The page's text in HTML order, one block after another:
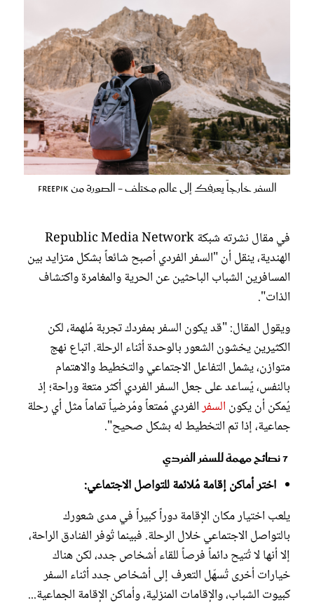
السفر خارجاً يعرفك إلى عالم مختلف - الصورة من freepik
في مقال نشرته شبكة Republic Media Network
الهندية، ينقل أن "السفر الفردي أصبح شائعاً بشكل متزايد بين
المسافرين الشباب الباحثين عن الحرية والمغامرة واكتشاف
الذات".
ويقول المقال: "قد يكون السفر بمفردك تجربة مُلهمة، لكن
الكثيرين يخشون الشعور بالوحدة أثناء الرحلة. اتباع نهج
متوازن، يشمل التفاعل الاجتماعي والتخطيط والاهتمام
بالنفس، يُساعد على جعل السفر الفردي أكثر متعة وراحة؛ إذ
يُمكن أن يكون السفرالفردي مُمتعاً ومُرضياً تماماً مثل أي رحلة
جماعية، إذا تم التخطيط له بشكل صحيح".
اختر أماكن إقامة مُلائمة للتواصل الاجتماعي:
يلعب اختيار مكان الإقامة دوراً كبيراً في مدى شعورك
بالتواصل الاجتماعي خلال الرحلة. فبينما تُوفر الفنادق الراحة،
إلا أنها لا تُتيح دائماً فرصاً للقاء أشخاص جدد، لكن هناك
خيارات أخرى تُسهّل التعرف إلى أشخاص جدد أثناء السفر
كبيوت الشباب، والإقامات المنزلية، وأماكن الإقامة الجماعية...